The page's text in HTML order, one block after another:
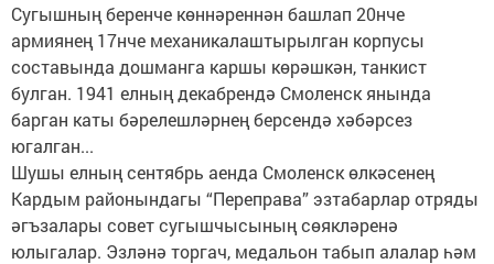
Сугышның беренче көннәреннән башлап 20нче
армиянең 17нче механикалаштырылган корпусы
составында дошманга каршы көрәшкән, танкист
булган. 1941 елның декабрендә Смоленск янында
барган каты бәрелешләрнең берсендә хәбәрсез
югалган...
Шушы елның сентябрь аенда Смоленск өлкәсенең
Кардым районындагы “Переправа” эзтабарлар отряды
әгъзалары совет сугышчысының сөякләренә
юлыгалар. Эзләнә торгач, медальон табып алалар һәм